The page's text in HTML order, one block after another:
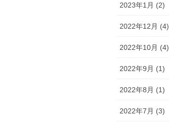
2023年1月 (2)
2022年12月 (4)
2022年10月 (4)
2022年9月 (1)
2022年8月 (1)
2022年7月 (3)